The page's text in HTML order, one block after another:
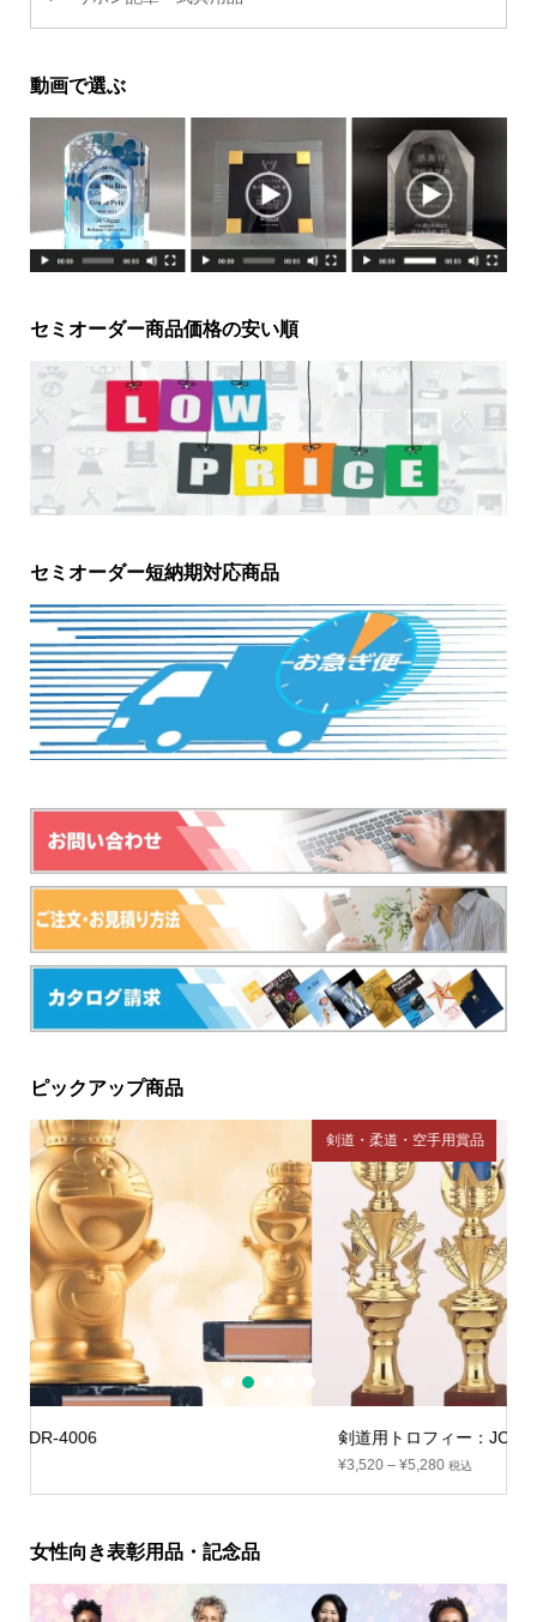
動画で選ぶ
セミオーダー商品価格の安い順
セミオーダー短納期対応商品
ピックアップ商品
剣道用トロフィー：JC-2621
剣道・柔道・空手用賞品
2 5
女性向き表彰用品・記念品